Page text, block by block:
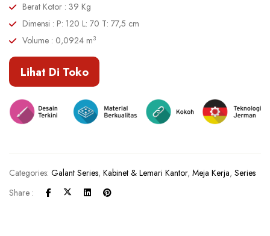
Berat Kotor : 39 Kg
Dimensi : P: 120 L: 70 T: 77,5 cm
Volume : 0,0924 m3
Lihat Di Toko
Categories: Galant Series, Kabinet & Lemari Kantor, Meja Kerja, Series
Share :